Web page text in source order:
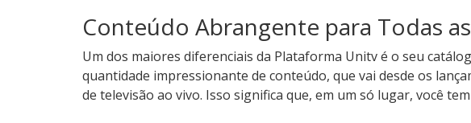
Conteúdo Abrangente para Todas
Um dos maiores diferenciais da Plataforma Unitv é o seu
quantidade impressionante de conteúdo, que vai desde os
de televisão ao vivo. Isso significa que, em um só lugar, você tem